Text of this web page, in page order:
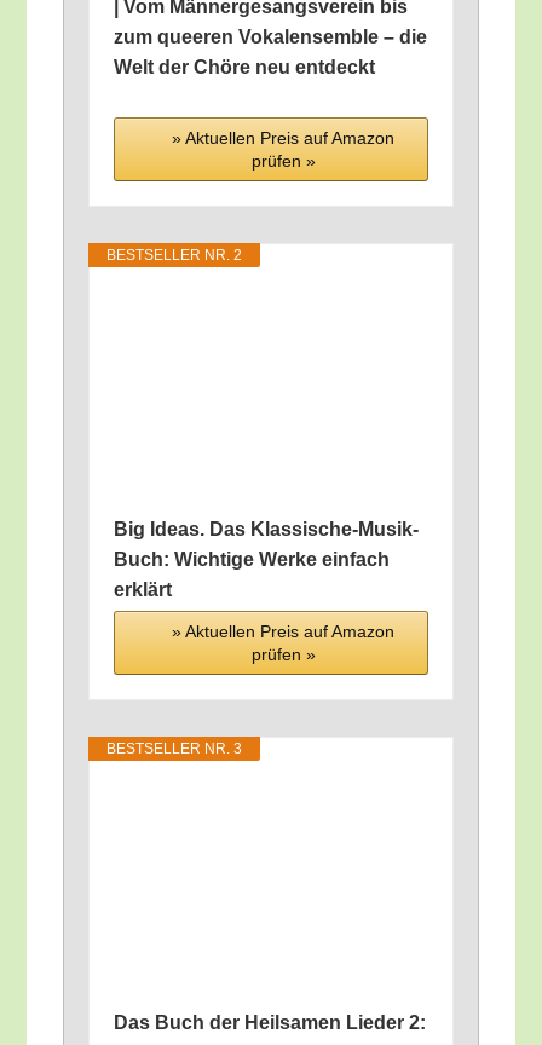
| Vom Män­ner­ge­sangs­ver­ein bis
zum quee­ren Vokal­ensem­ble – die
Welt der Chö­re neu entdeckt
» Aktu­el­len Preis auf Ama­zon
prü­fen »
BEST­SEL­LER NR. 2
Big Ide­as. Das Klas­si­sche-Musik-
Buch: Wich­ti­ge Wer­ke ein­fach
erklärt
» Aktu­el­len Preis auf Ama­zon
prü­fen »
BEST­SEL­LER NR. 3
Das Buch der Heil­sa­men Lie­der 2: